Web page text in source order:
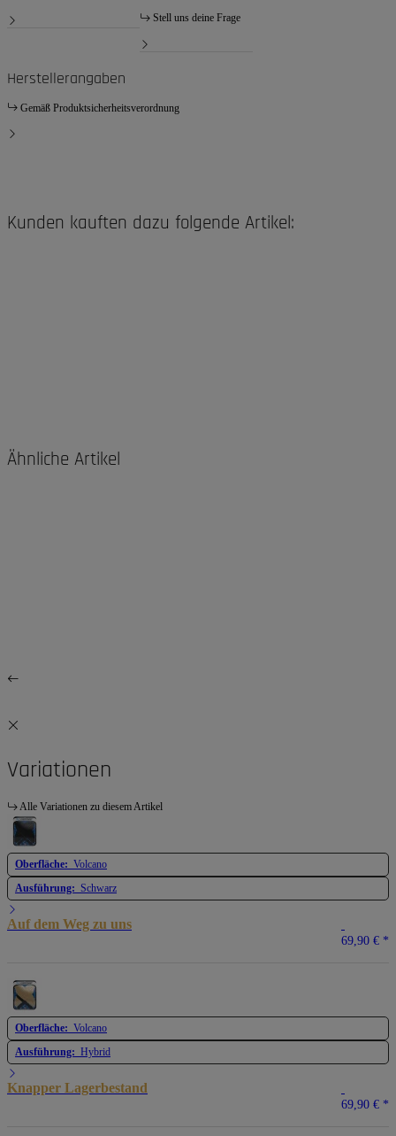
Stell uns deine Frage
Herstellerangaben
Gemäß Produktsicherheitsverordnung
Kunden kauften dazu folgende Artikel:
Ähnliche Artikel
Variationen
Alle Variationen zu diesem Artikel
Oberfläche: Volcano
Ausführung: Schwarz
Auf dem Weg zu uns
69,90 € *
Oberfläche: Volcano
Ausführung: Hybrid
Knapper Lagerbestand
69,90 € *